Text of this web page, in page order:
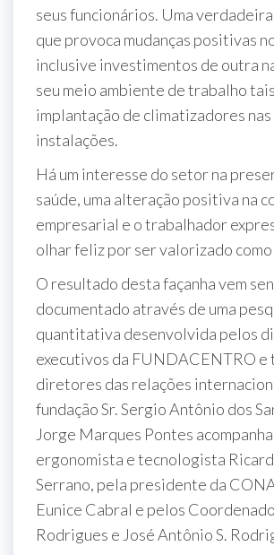
seus funcionários. Uma
que provoca mudanças positivas
inclusive investimentos de outra
seu meio ambiente de trabalho
implantação de climatizadores nas
instalações.
Há um interesse do setor na
saúde, uma alteração positiva na
empresarial e o trabalhador
olhar feliz por ser valorizado como
O resultado desta façanha vem
documentado através de uma
quantitativa desenvolvida pelos
executivos da FUNDACENTRO e
diretores das relações
fundação Sr. Sergio Antônio dos
Jorge Marques Pontes
ergonomista e tecnologista
Serrano, pela presidente da
Eunice Cabral e pelos
Rodrigues e José Antônio S.